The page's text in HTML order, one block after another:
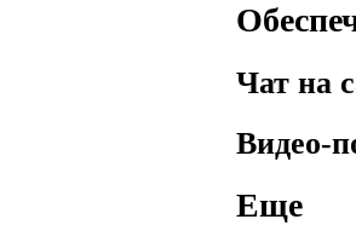
Чат на
Видео-
Еще